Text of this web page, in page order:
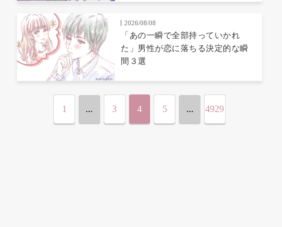
2026/08/08
「あの一瞬で全部持っていかれ
た」男性が恋に落ちる決定的な瞬
間３選
1 ... 3 4 5 ... 4929